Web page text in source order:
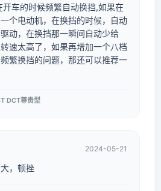
车的时候频繁自动换挡,如果在
个电动机，在换挡的时候，自动
动，在换挡那一瞬间自动少给
速太高了，如果再增加一个八档
繁换挡的问题，那还可以推荐一
DCT尊贵型
2024-05-21
，顿挫